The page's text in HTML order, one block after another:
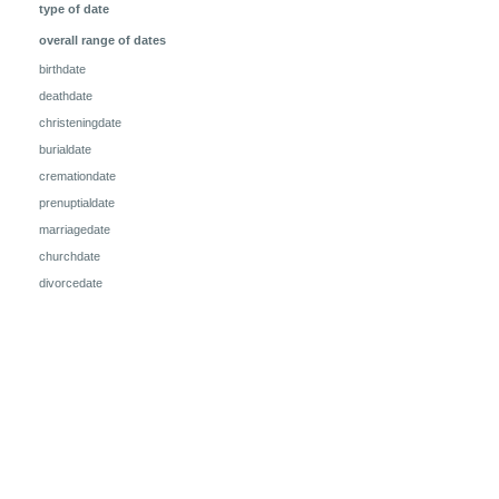
type of date
overall range of dates
birthdate
deathdate
christeningdate
burialdate
cremationdate
prenuptialdate
marriagedate
churchdate
divorcedate